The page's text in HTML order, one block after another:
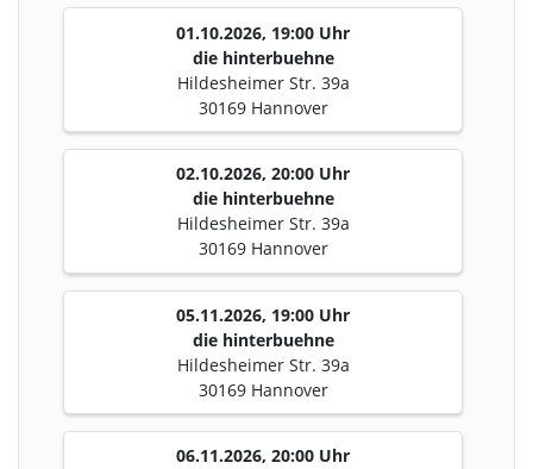
01.10.2026, 19:00 Uhr
die hinterbuehne
Hildesheimer Str. 39a
30169 Hannover
02.10.2026, 20:00 Uhr
die hinterbuehne
Hildesheimer Str. 39a
30169 Hannover
05.11.2026, 19:00 Uhr
die hinterbuehne
Hildesheimer Str. 39a
30169 Hannover
06.11.2026, 20:00 Uhr